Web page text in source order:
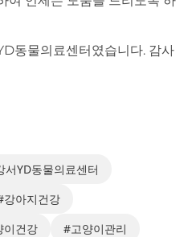
동물의료센터였습니다. 감사
서YD동물의료센터
강아지건강
이건강
#고양이관리